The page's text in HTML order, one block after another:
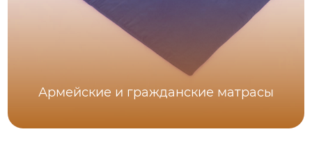
Армейские и гражданские матрасы